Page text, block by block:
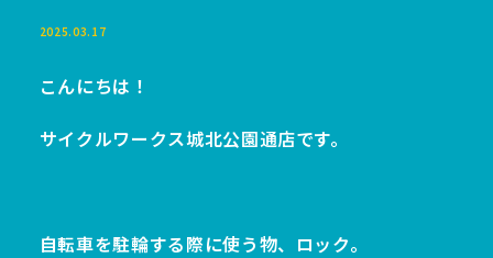
2025.03.17
こんにちは！
サイクルワークス城北公園通店です。
自転車を駐輪する際に使う物、ロック。